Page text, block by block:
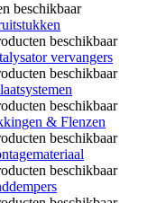
beschikbaar
beschikbaar
vervangers
beschikbaar
beschikbaar
& Flenzen
beschikbaar
beschikbaar